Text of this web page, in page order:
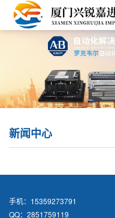
新闻中心
手机：15359273791
QQ：2851759119